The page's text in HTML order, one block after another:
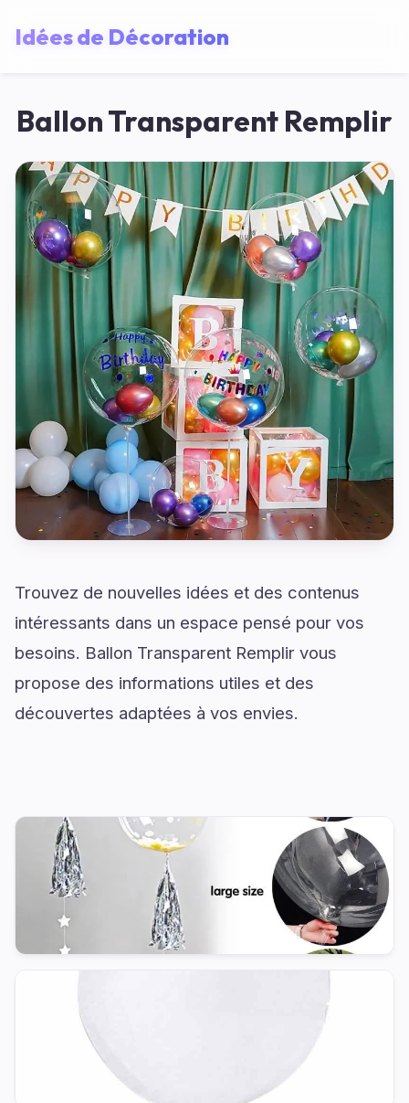
Idées de Décoration
Ballon Transparent Remplir
Trouvez de nouvelles idées et des contenus
intéressants dans un espace pensé pour vos
besoins. Ballon Transparent Remplir vous
propose des informations utiles et des
découvertes adaptées à vos envies.